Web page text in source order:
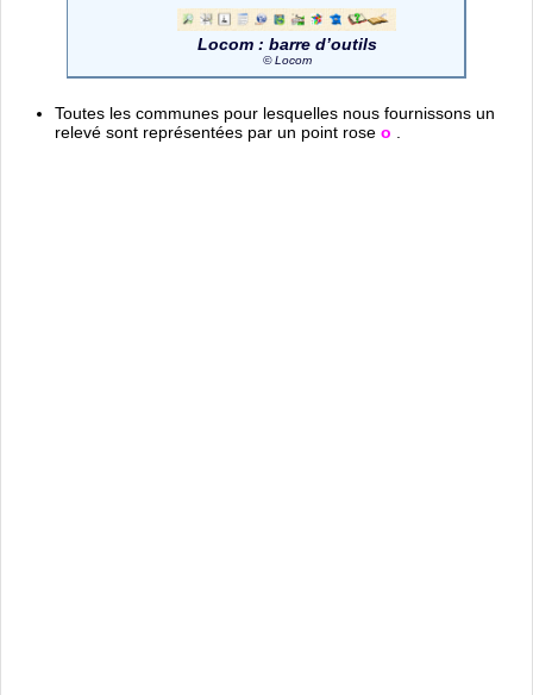
Locom : barre d’outils
© Locom
Toutes les communes pour lesquelles nous fournissons un
relevé sont représentées par un point rose o .